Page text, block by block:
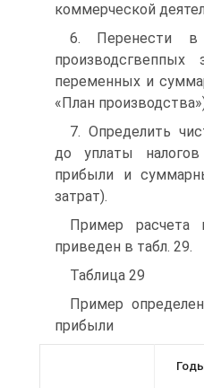
коммерческой
6. Перенести
производсгвеппых
переменных и
«План
7. Определить
до уплаты налогов
прибыли и
затрат).
Пример расчета
приведен в табл. 29.
Таблица 29
Пример
прибыли